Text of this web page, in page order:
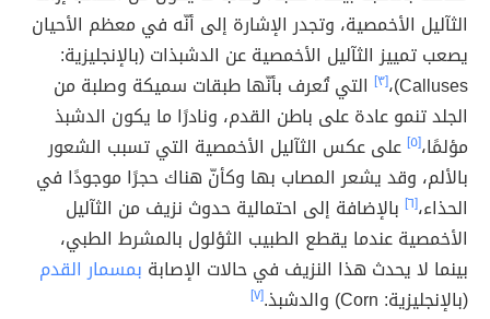
الثآليل الأخمصية، وتجدر الإشارة إلى أنّه في معظم الأحيان
يصعب تمييز الثآليل الأخمصية عن الدشبذات (بالإنجليزية:
Calluses)، [٣]
التي تُعرف بأنّها طبقات سميكة وصلبة من
الجلد تنمو عادة على باطن القدم، ونادرًا ما يكون الدشبذ
مؤلمًا،[٥]
على عكس الثآليل الأخمصية التي تسبب الشعور
بالألم، وقد يشعر المصاب بها وكأنّ هناك حجرًا موجودًا في
الحذاء،[٦]
بالإضافة إلى احتمالية حدوث نزيف من الثآليل
الأخمصية عندما يقطع الطبيب الثؤلول بالمشرط الطبي،
بينما لا يحدث هذا النزيف في حالات الإصابة بمسمار القدم
(بالإنجليزية: Corn) والدشبذ.
[٧]